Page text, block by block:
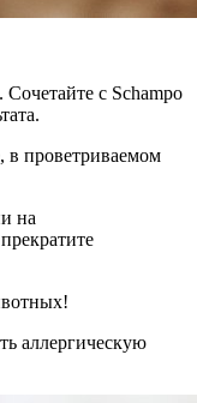
с Schampo
в проветриваемом
на
аллергическую